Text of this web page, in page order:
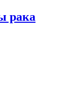
рака